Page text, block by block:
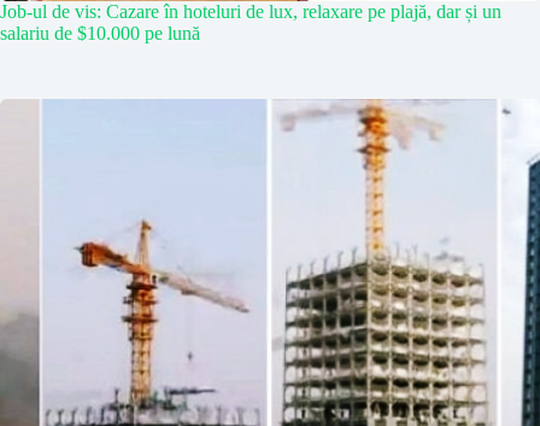
Job-ul de vis: Cazare în hoteluri de lux, relaxare pe plajă, dar și un
salariu de $10.000 pe lună